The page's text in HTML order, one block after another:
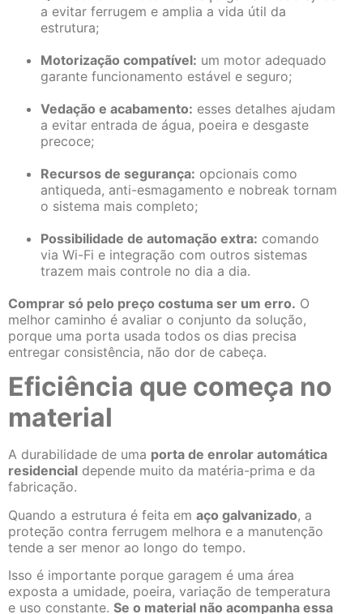
a evitar ferrugem e amplia a vida útil da
estrutura;
Motorização compatível: um motor adequado
garante funcionamento estável e seguro;
Vedação e acabamento: esses detalhes ajudam
a evitar entrada de água, poeira e desgaste
precoce;
Recursos de segurança: opcionais como
antiqueda, anti-esmagamento e nobreak tornam
o sistema mais completo;
Possibilidade de automação extra: comando
via Wi-Fi e integração com outros sistemas
trazem mais controle no dia a dia.
Comprar só pelo preço costuma ser um erro. O
melhor caminho é avaliar o conjunto da solução,
porque uma porta usada todos os dias precisa
entregar consistência, não dor de cabeça.
Eficiência que começa no
material
A durabilidade de uma porta de enrolar automática
residencial depende muito da matéria-prima e da
fabricação.
Quando a estrutura é feita em aço galvanizado, a
proteção contra ferrugem melhora e a manutenção
tende a ser menor ao longo do tempo.
Isso é importante porque garagem é uma área
exposta a umidade, poeira, variação de temperatura
e uso constante. Se o material não acompanha essa